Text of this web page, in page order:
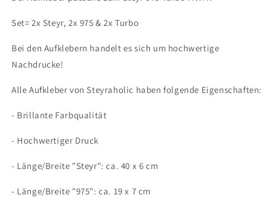
Set= 2x Steyr, 2x 975 & 2x Turbo
Bei den Aufklebern handelt es sich um hochwertige
Nachdrucke!
Alle Aufkleber von Steyraholic haben folgende Eigenschaften:
- Brillante Farbqualität
- Hochwertiger Druck
- Länge/Breite "Steyr": ca. 40 x 6 cm
- Länge/Breite "975": ca. 19 x 7 cm